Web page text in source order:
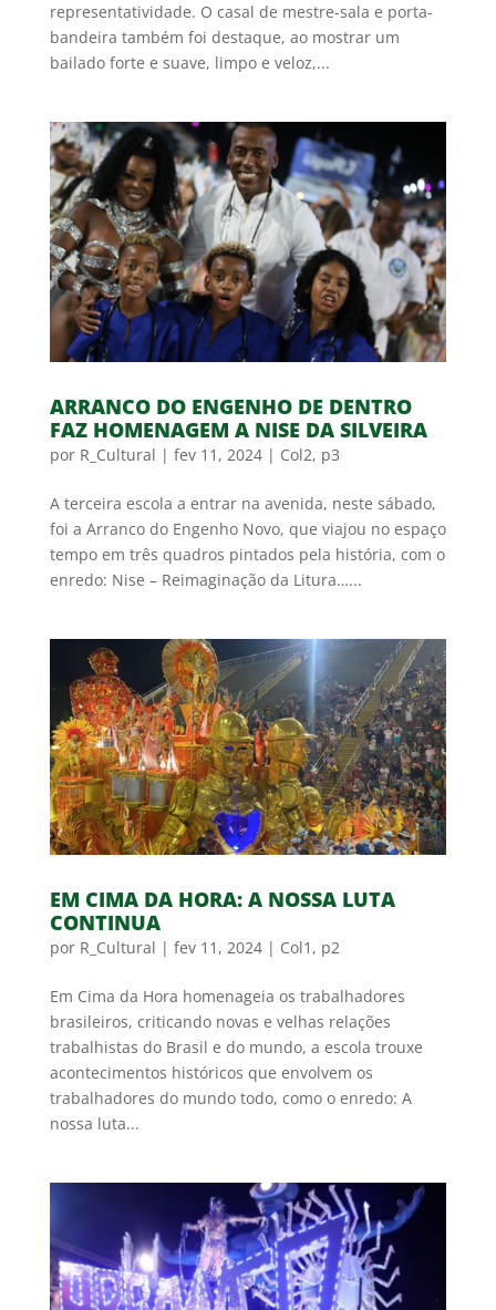
representatividade. O casal de mestre-sala e porta-
bandeira também foi destaque, ao mostrar um
bailado forte e suave, limpo e veloz,...
ARRANCO DO ENGENHO DE DENTRO
FAZ HOMENAGEM A NISE DA SILVEIRA
por R_Cultural | fev 11, 2024| Col2, p3
A terceira escola a entrar na avenida, neste sábado,
foi a Arranco do Engenho Novo, que viajou no espaço
tempo em três quadros pintados pela história, com o
enredo: Nise – Reimaginação da Litura…...
EM CIMA DA HORA: A NOSSA LUTA
CONTINUA
por R_Cultural | fev 11, 2024| Col1 , p2
Em Cima da Hora homenageia os trabalhadores
brasileiros, criticando novas e velhas relações
trabalhistas do Brasil e do mundo, a escola trouxe
acontecimentos históricos que envolvem os
trabalhadores do mundo todo, como o enredo: A
nossa luta...